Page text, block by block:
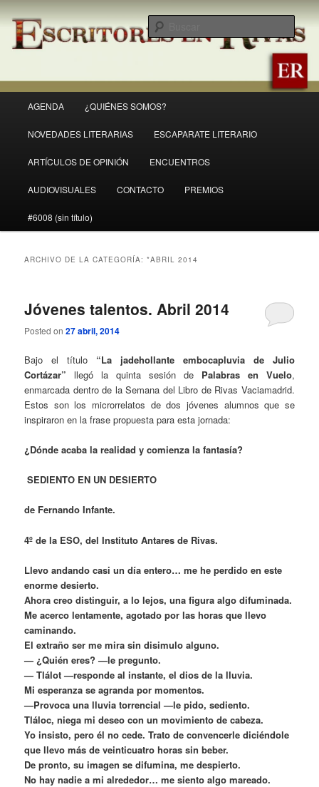
Ir
al
contenido
principal
Ir
al
contenido
secundario
Revista Escritores en Rivas
principal
AGENDA ¿QUIÉNES SOMOS?
NOVEDADES LITERARIAS ESCAPARATE LITERARIO
ARTÍCULOS DE OPINIÓN ENCUENTROS
AUDIOVISUALES CONTACTO PREMIOS
#6008 (sin título)
ARCHIVO DE LA CATEGORÍA:*ABRIL 2014
Jóvenes talentos. Abril 2014
Posted on27 abril, 2014
Bajo el título “La jadehollante embocapluvia de Julio
Cortázar” llegó la quinta sesión de Palabras en Vuelo,
enmarcada dentro de la Semana del Libro de Rivas Vaciamadrid.
Estos son los microrrelatos de dos jóvenes alumnos que se
inspiraron en la frase propuesta para esta jornada:
¿Dónde acaba la realidad y comienza la fantasía?
SEDIENTO EN UN DESIERTO
de Fernando Infante.
4º de la ESO, del Instituto Antares de Rivas.
Llevo andando casi un día entero… me he perdido en este
enorme desierto.
Ahora creo distinguir, a lo lejos, una figura algo difuminada.
Me acerco lentamente, agotado por las horas que llevo
caminando.
El extraño ser me mira sin disimulo alguno.
— ¿Quién eres? —le pregunto.
— Tlálot —responde al instante, el dios de la lluvia.
Mi esperanza se agranda por momentos.
—Provoca una lluvia torrencial —le pido, sediento.
Tláloc, niega mi deseo con un movimiento de cabeza.
Yo insisto, pero él no cede. Trato de convencerle diciéndole
que llevo más de veinticuatro horas sin beber.
De pronto, su imagen se difumina, me despierto.
No hay nadie a mi alrededor… me siento algo mareado.